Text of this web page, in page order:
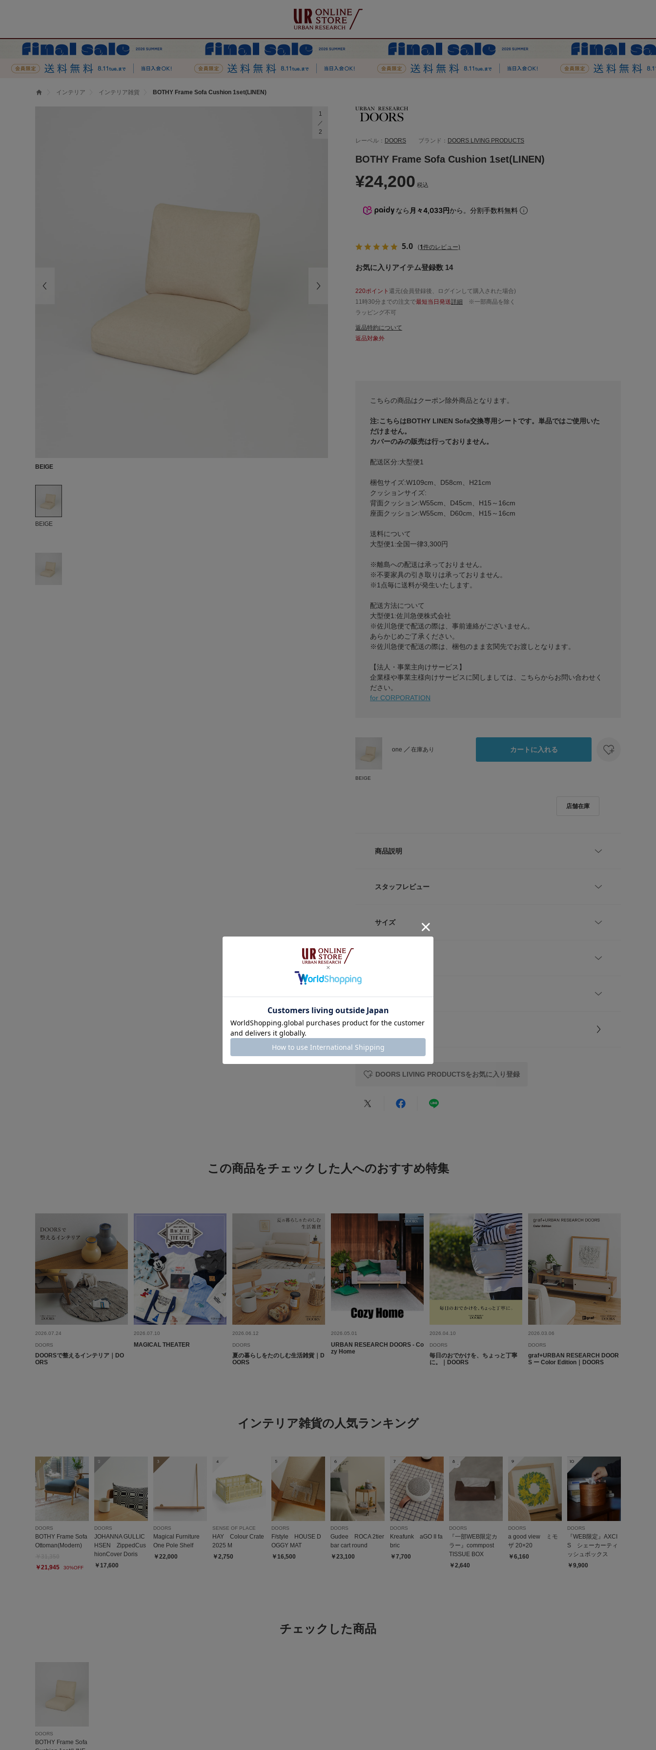
インテリア インテリア雑貨 BOTHY Frame Sofa Cushion 1set(LINEN)
BEIGE
1
2
BEIGE
レーベル： DOORS ブランド： DOORS LIVING PRODUCTS
BOTHY Frame Sofa Cushion 1set(LINEN)
¥24,200 税込
なら 月々4,033円から。分割手数料無料
5.0 (1件のレビュー)
お気に入りアイテム登録数 14
220ポイント 還元(会員登録後、ログインして購入された場合)
11時30分までの注文で最短当日発送詳細 ※一部商品を除く
ラッピング不可
返品特約について
返品対象外
こちらの商品はクーポン除外商品となります。
注:こちらはBOTHY LINEN Sofa交換専用シートです。単品ではご使用いた
だけません。
カバーのみの販売は行っておりません。
配送区分:大型便1
梱包サイズ:W109cm、D58cm、H21cm
クッションサイズ:
背面クッション:W55cm、D45cm、H15～16cm
座面クッション:W55cm、D60cm、H15～16cm
送料について
大型便1:全国一律3,300円
※離島への配送は承っておりません。
※不要家具の引き取りは承っておりません。
※1点毎に送料が発生いたします。
配送方法について
大型便1:佐川急便株式会社
※佐川急便で配送の際は、事前連絡がございません。
あらかじめご了承ください。
※佐川急便で配送の際は、梱包のまま玄関先でお渡しとなります。
【法人・事業主向けサービス】
企業様や事業主様向けサービスに関しましては、こちらからお問い合わせく
ださい。
for CORPORATION
BEIGE
one 在庫あり カートに入れる
商品説明
ョン・座面クッションとで1setとなります)
反発性のあるしっかりしたクッションですので、立ったり座ったりが容易
※耐久性のある素材ではありますが、 経年劣化で表面が硬くなったり、
度で溶けるので熱い飲み物の扱いには注意してください。
・ご注文について
家具とその他商品は出荷元が異なるため、同時にカートに入れる事が出来
ません。
ご注文より
21日～30日以内のご指定いただいた配達可能曜日(日、月、
木、金、土)
にお届けいたします。
ございます。その際は、改めてメールにて配送日のご相談をさせて頂く事
がございますので、ご了承ください。
スタッフレビュー
サイズ
サイズ
素材
原産国 中国
カテゴリ
5.0
★2
絞り込み 表示：新しい順
2025.10.19
後々交換が可能が決めて
色：BEIGE /
no name
とじる
DOORS LIVING PRODUCTSをお気に入り登録
この商品をチェックした人へのおすすめ特集
2026.07.24
DOORS
DOORSで整えるインテリア｜DO
ORS
2026.07.10
MAGICAL THEATER
2026.06.12
DOORS
夏の暮らしをたのしむ生活雑貨｜D
OORS
2026.05.01
URBAN RESEARCH DOORS - Co
zy Home
2026.04.10
DOORS
毎日のおでかけを、ちょっと丁寧
に。｜DOORS
2026.03.06
DOORS
graf+URBAN RESEARCH DOOR
S ー Color Edition｜DOORS
インテリア雑貨の人気ランキング
1
DOORS
BOTHY Frame Sofa
Ottoman(Modern)
￥21,945
30%OFF
2
DOORS
JOHANNA GULLIC
HSEN ZippedCus
hionCover Doris
￥17,600
3
DOORS
Magical Furniture
One Pole Shelf
￥22,000
4
SENSE OF PLACE
HAY Colour Crate
2025 M
￥2,750
5
DOORS
F/style HOUSE D
OGGY MAT
￥16,500
6
DOORS
Gudee ROCA 2tier
bar cart round
￥23,100
7
DOORS
Kreafunk aGO II fa
bric
￥7,700
8
DOORS
『一部WEB限定カ
ラー』commpost
TISSUE BOX
￥2,640
9
DOORS
a good view ミモ
ザ 20×20
￥6,160
10
DOORS
『WEB限定』AXCI
S シェーカーティ
ッシュボックス
￥9,900
チェックした商品
DOORS
BOTHY Frame Sofa